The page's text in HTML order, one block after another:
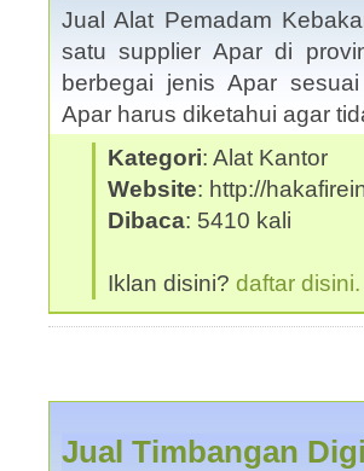
Jual Alat Pemadam
satu supplier Apar di
berbegai jenis Apar
Apar harus diketahui agar
Kategori: Alat Kantor
Website: http://
Dibaca: 5410 kali
Iklan disini? daftar disini.
Jual Timbangan